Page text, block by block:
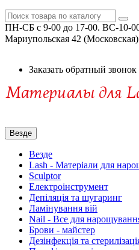
ПН-СБ c 9-00 до 17-00. ВС-10-
Мариупольская 42 (Московская)
Заказать обратный звонок
Везде
Везде
Lash - Матеріали для
Sculptor
Електроінструмент
Депіляція та шугаринг
Ламінування вій
Nail - Все для нарощування
Брови - майстер
Дезінфекція та